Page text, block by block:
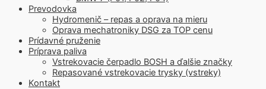
Prevodovka
Hydromenič – repas a oprava na mieru
Oprava mechatroniky DSG za TOP cenu
Prídavné pruženie
Príprava paliva
Vstrekovacie čerpadlo BOSH a ďalšie značky
Repasované vstrekovacie trysky (vstreky)
Kontakt